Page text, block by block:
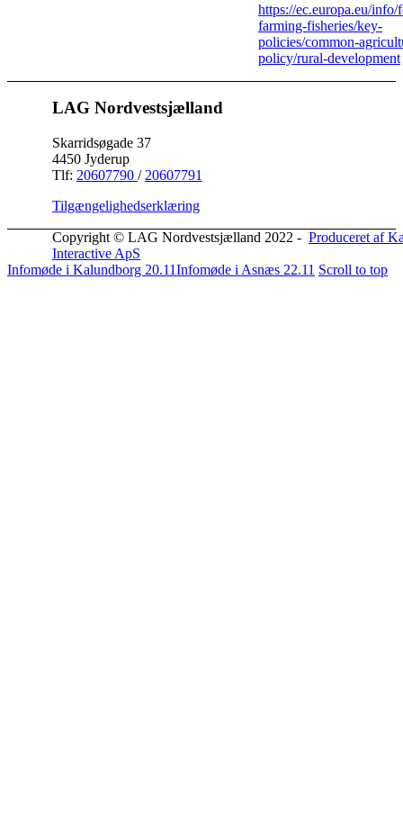
https://ec.europa.eu/info/
farming-fisheries/key-
policies/common-
policy/rural-development
LAG Nordvestsjælland
Skarridsøgade 37
4450 Jyderup
Tlf: 20607790 / 20607791
Tilgængelighedserklæring
Copyright © LAG Nordvestsjælland 2022 - Produceret af
Interactive ApS
Infomøde i Kalundborg 20.11Infomøde i Asnæs 22.11 Scroll to top